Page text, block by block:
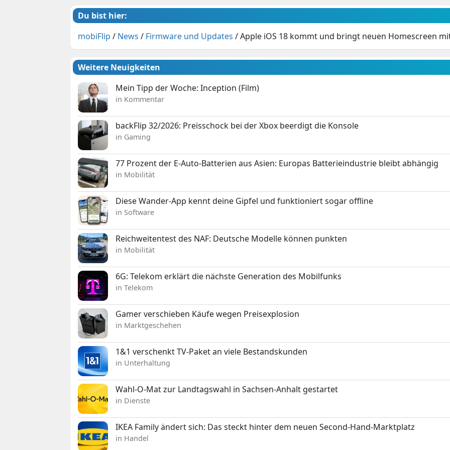
Du bist hier:
mobiFlip / News / Firmware und Updates /Apple iOS 18 kommt und bringt neuen Homescreen
Weitere Neuigkeiten
Mein Tipp der Woche: Inception (Film)
in Kommentar
backFlip 32/2026: Preisschock bei der Xbox beerdigt die Konsole
in Gaming
77 Prozent der E-Auto-Batterien aus Asien: Europas Batterieindustrie bleibt abhängig
in Mobilität
Diese Wander-App kennt deine Gipfel und funktioniert sogar offline
in Software
Reichweitentest des NAF: Deutsche Modelle können punkten
in Mobilität
6G: Telekom erklärt die nächste Generation des Mobilfunks
in Telekom
Gamer verschieben Käufe wegen Preisexplosion
in Marktgeschehen
1&1 verschenkt TV-Paket an viele Bestandskunden
in Unterhaltung
Wahl-O-Mat zur Landtagswahl in Sachsen-Anhalt gestartet
in Dienste
IKEA Family ändert sich: Das steckt hinter dem neuen Second-Hand-Marktplatz
in Handel